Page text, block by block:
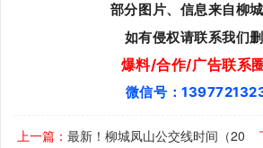
部分图片、信息来自柳
如有侵权请联系我们
爆料/合作/广告联系
微信号：
上一篇： 最新！柳城凤山公交线时间（20